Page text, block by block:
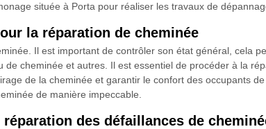
située à Porta pour réaliser les travaux de
la réparation de cheminée
Il est important de contrôler son état général, cela
cheminée et autres. Il est essentiel de procéder à la
de la cheminée et garantir le confort des occupants
de manière impeccable.
des défaillances de